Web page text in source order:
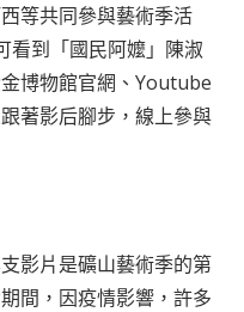
等共同參與藝術季活
看到「國民阿嬤」陳淑
博物館官網、Youtube
著影后腳步，線上參與
影片是礦山藝術季的第
間，因疫情影響，許多